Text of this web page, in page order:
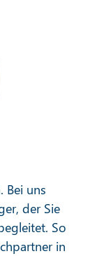
Bei uns
der Sie
So
in